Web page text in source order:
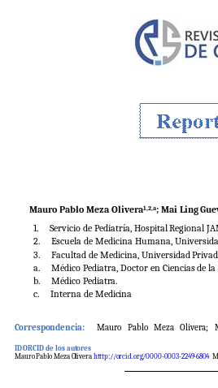
Mauro Pablo Meza Olivera1,2,a; Mai Ling
1.
Servicio de Pediatría, HospitalRegional
2.
Escuela de Medicina Humana,
3.
Facultad de Medicina, Universidad
a.
Médico Pediatra, Doctor en Ciencias de la
b.
Médico Pediatra.
c.
Interna de Medicina
Correspondencia: Mauro Pablo Meza Olivera;
IDORCID de los autores
MauroPablo Meza Olivera htttp://orcid.org/0000-0003-2249-6804